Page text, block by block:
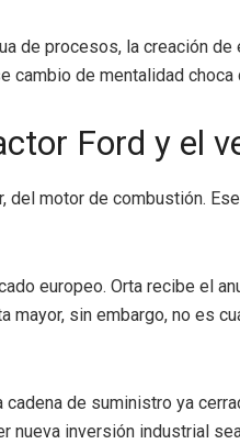
de procesos, la creación
de mentalidad choca
Ford y el
motor de combustión.
europeo. Orta recibe el
sin embargo, no es
de suministro ya
nueva inversión industrial